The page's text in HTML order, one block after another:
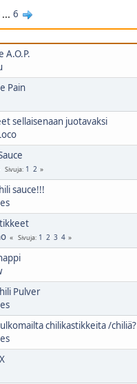
... 6
A.O.P.
Pain
sellaisenaan juotavaksi
Sivuja 1 2
sauce!!!
Sivuja 1 2 3 4
Pulver
chilikastikkeita /chiliä?